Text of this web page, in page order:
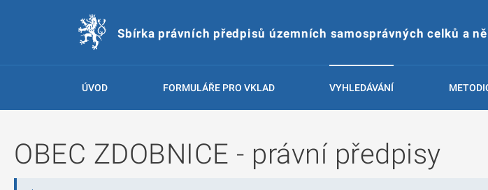
Sbírka právních předpisů územních samosprávných celků a
ÚVOD FORMULÁŘE PRO VKLAD VYHLEDÁVÁNÍ
OBEC ZDOBNICE - právní předpisy